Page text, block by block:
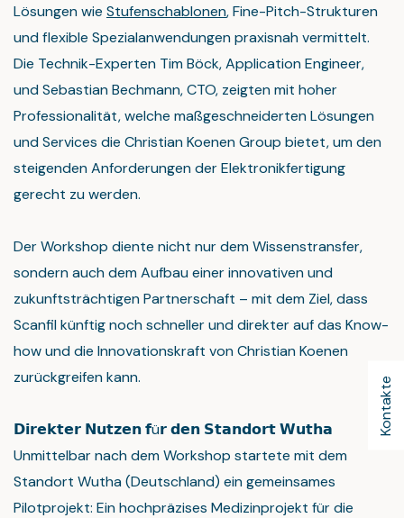
Kontakte
Lösungen wie Stufenschablonen, Fine-Pitch-Strukturen
und flexible Spezialanwendungen praxisnah vermittelt.
Die Technik-Experten Tim Böck, Application Engineer,
und Sebastian Bechmann, CTO, zeigten mit hoher
Professionalität, welche maßgeschneiderten Lösungen
und Services die Christian Koenen Group bietet, um den
steigenden Anforderungen der Elektronikfertigung
gerecht zu werden.
Der Workshop diente nicht nur dem Wissenstransfer,
sondern auch dem Aufbau einer innovativen und
zukunftsträchtigen Partnerschaft – mit dem Ziel, dass
Scanfil künftig noch schneller und direkter auf das Know-
how und die Innovationskraft von Christian Koenen
zurückgreifen kann.
𝗗𝗶𝗿𝗲𝗸𝘁𝗲𝗿 𝗡𝘂𝘁𝘇𝗲𝗻 𝗳ü𝗿 𝗱𝗲𝗻 𝗦𝘁𝗮𝗻𝗱𝗼𝗿𝘁 𝗪𝘂𝘁𝗵𝗮
Unmittelbar nach dem Workshop startete mit dem
Standort Wutha (Deutschland) ein gemeinsames
Pilotprojekt: Ein hochpräzises Medizinprojekt für die